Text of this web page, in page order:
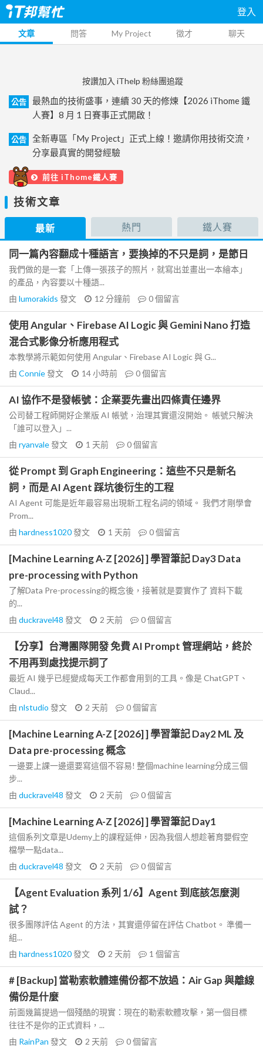
登入
文章 問答 My Project 徵才 聊天
按讚加入 iThelp 粉絲團追蹤
公告
最熱血的技術盛事，連續 30 天的修煉【2026 iThome 鐵
人賽】8 月 1 日賽事正式開啟！
公告
全新專區「My Project」正式上線！邀請你用技術交流，
分享最真實的開發經驗
前往 iThome鐵人賽
技術文章
最新 熱門 鐵人賽
同一篇內容翻成十種語言，要換掉的不只是詞，是節日
我們做的是一套「上傳一張孩子的照片，就寫出並畫出一本繪本」
的產品，內容要以十種語...
由 lumorakids 發文 12 分鐘前 0個留言
使用 Angular、Firebase AI Logic 與 Gemini Nano 打造
混合式影像分析應用程式
本教學將示範如何使用 Angular、Firebase AI Logic 與 G...
由 Connie發文 14 小時前 0個留言
AI 協作不是發帳號：企業要先畫出四條責任邊界
公司替工程師開好企業版 AI 帳號，治理其實還沒開始。 帳號只解決
「誰可以登入」...
由 ryanvale發文 1 天前 0個留言
從 Prompt 到 Graph Engineering：這些不只是新名
詞，而是 AI Agent 踩坑後衍生的工程
AI Agent 可能是近年最容易出現新工程名詞的領域。 我們才剛學會
Prom...
由 hardness1020發文 1 天前 0個留言
[Machine Learning A-Z [2026] ] 學習筆記 Day3 Data
pre-processing with Python
了解Data Pre-processing的概念後，接著就是要實作了 資料下載
的...
由 duckravel48 發文 2 天前 0個留言
【分享】台灣團隊開發 免費 AI Prompt 管理網站，終於
不用再到處找提示詞了
最近 AI 幾乎已經變成每天工作都會用到的工具。像是 ChatGPT、
Claud...
由 nlstudio 發文 2 天前 0個留言
[Machine Learning A-Z [2026] ] 學習筆記 Day2 ML 及
Data pre-processing 概念
一邊要上課一邊還要寫這個不容易! 整個machine learning分成三個
步...
由 duckravel48 發文 2 天前 0個留言
[Machine Learning A-Z [2026] ] 學習筆記 Day1
這個系列文章是Udemy上的課程延伸，因為我個人想趁著育嬰假空
檔學一點data...
由 duckravel48 發文 2 天前 0個留言
【Agent Evaluation 系列 1/6】Agent 到底該怎麼測
試？
很多團隊評估 Agent 的方法，其實還停留在評估 Chatbot。 準備一
組...
由 hardness1020發文 2 天前 1 個留言
# [Backup] 當勒索軟體連備份都不放過：Air Gap 與離線
備份是什麼
前面幾篇提過一個殘酷的現實：現在的勒索軟體攻擊，第一個目標
往往不是你的正式資料，...
由 RainPan 發文 2 天前 0個留言